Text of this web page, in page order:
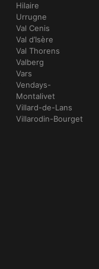
Hilaire
Urrugne
Val Cenis
Val d’Isère
Val Thorens
Valberg
Vars
Vendays-
Montalivet
Villard-de-Lans
Villarodin-Bourget